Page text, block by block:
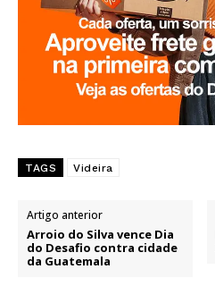
TAGS Videira
Artigo anterior
Arroio do Silva vence Dia
do Desafio contra cidade
da Guatemala